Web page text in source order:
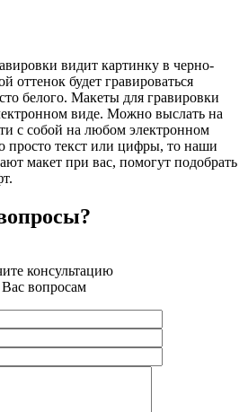
видит картинку в черно-
оттенок будет гравироваться
белого. Макеты для гравировки
виде. Можно выслать на
с собой на любом электронном
просто текст или цифры, то наши
макет при вас, помогут подобрать
консультацию
вопросам